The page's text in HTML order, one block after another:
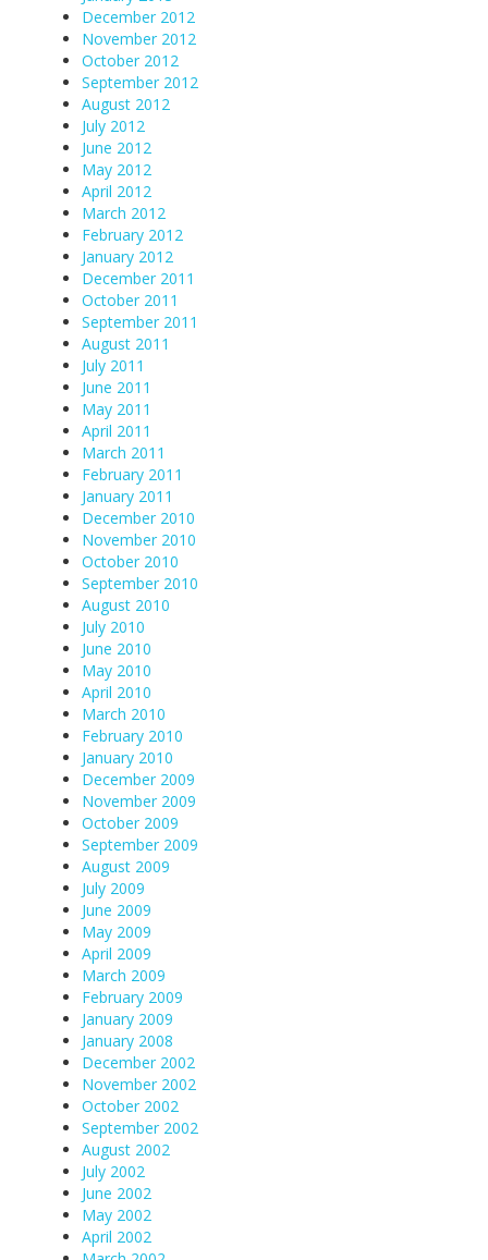
December 2012
November 2012
October 2012
September 2012
August 2012
July 2012
June 2012
May 2012
April 2012
March 2012
February 2012
January 2012
December 2011
October 2011
September 2011
August 2011
July 2011
June 2011
May 2011
April 2011
March 2011
February 2011
January 2011
December 2010
November 2010
October 2010
September 2010
August 2010
July 2010
June 2010
May 2010
April 2010
March 2010
February 2010
January 2010
December 2009
November 2009
October 2009
September 2009
August 2009
July 2009
June 2009
May 2009
April 2009
March 2009
February 2009
January 2009
January 2008
December 2002
November 2002
October 2002
September 2002
August 2002
July 2002
June 2002
May 2002
April 2002